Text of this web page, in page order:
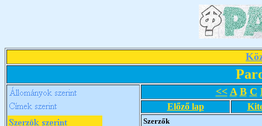
<< A B C
Előző lap
Szerzők